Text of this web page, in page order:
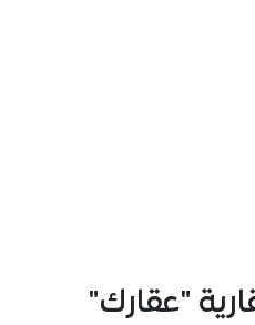
"عقارك"